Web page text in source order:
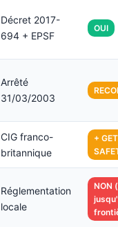
Décret 2017-
694 + EPSF
OUI
Arrêté
31/03/2003
CIG franco-
britannique
+
Réglementation
locale
NON